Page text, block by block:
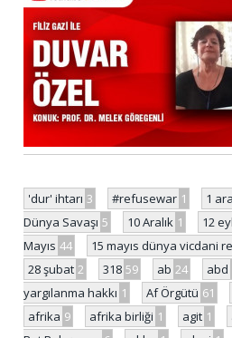
'dur' ihtarı 3 #refusewar 1 1
Dünya Savaşı 5 10 Aralık 1 12
Mayıs 44 15 mayıs dünya vicdani
28 şubat 2 318 59 ab 24 abd
yargılanma hakkı 1 Af Örgütü 61
afrika 9 afrika birliği 1 agit 1